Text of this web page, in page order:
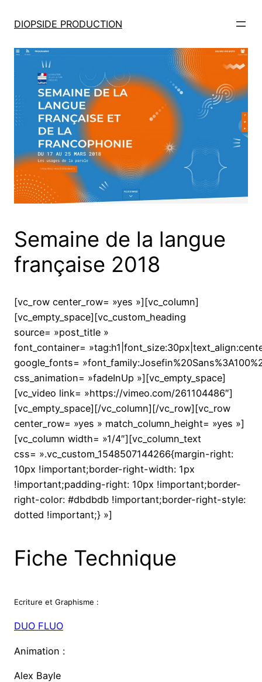
DIOPSIDE PRODUCTION
Semaine de la langue
française 2018
[vc_row center_row= »yes »][vc_column]
[vc_empty_space][vc_custom_heading
source= »post_title »
font_container=
google_fonts=
css_animation= »fadeInUp »][vc_empty_space]
[vc_video link= »https://vimeo.com/261104486″]
[vc_empty_space][/vc_column][/vc_row][vc_row
center_row= »yes » match_column_height= »yes »]
[vc_column width= »1/4″][vc_column_text
css= ».vc_custom_1548507144266{margin-right:
10px !important;border-right-width: 1px
!important;padding-right: 10px !important;border-
right-color: #dbdbdb !important;border-right-style:
dotted !important;} »]
Fiche Technique
Ecriture et Graphisme :
DUO FLUO
Animation :
Alex Bayle